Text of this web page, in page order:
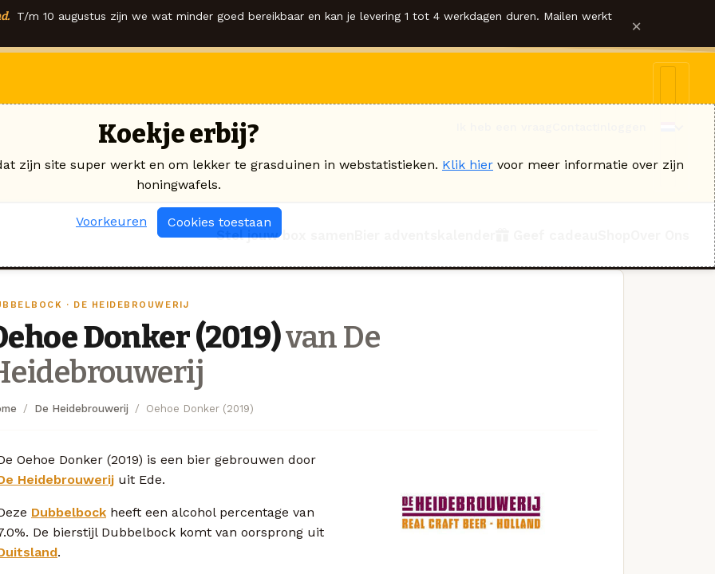
T/m 10 augustus zijn we wat minder goed bereikbaar en kan je levering 1 tot 4 werkdagen duren. Mailen werkt ×
Stel jouw box samen
· DE HEIDEBROUWERIJ
Donker (2019)van De
De Heidebrouwerij Oehoe Donker (2019)
Oehoe Donker (2019) is een bier gebrouwen door
Heidebrouwerij uit Ede.
Dubbelbock heeft een alcohol percentage van
De bierstijl Dubbelbock komt van oorsprong uit
.
Koekje erbij?
zijn site super werkt en om lekker te grasduinen in webstatistieken. Klik hier voor meer informatie over zijn
honingwafels.
Voorkeuren Cookies toestaan